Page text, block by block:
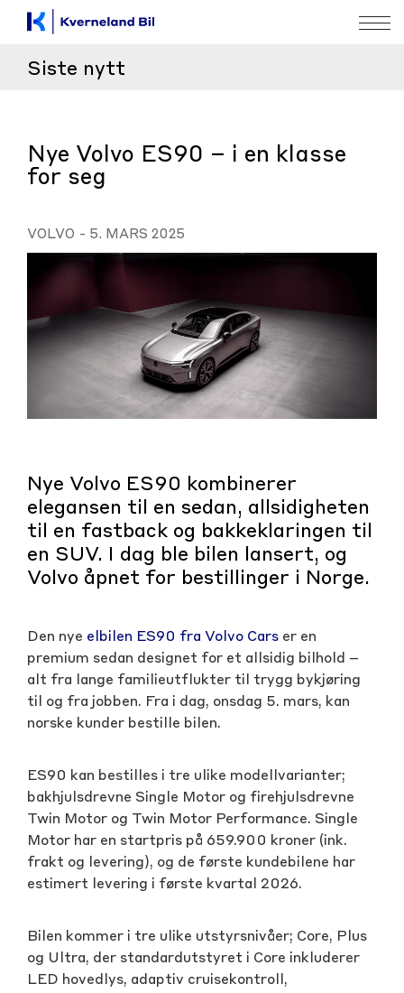
Siste nytt
Nye Volvo ES90 – i en klasse
for seg
VOLVO - 5. MARS 2025
Nye Volvo ES90 kombinerer
elegansen til en sedan, allsidigheten
til en fastback og bakkeklaringen til
en SUV. I dag ble bilen lansert, og
Volvo åpnet for bestillinger i Norge.
Den nye elbilen ES90 fra Volvo Cars er en
premium sedan designet for et allsidig bilhold –
alt fra lange familieutflukter til trygg bykjøring
til og fra jobben. Fra i dag, onsdag 5. mars, kan
norske kunder bestille bilen.
ES90 kan bestilles i tre ulike modellvarianter;
bakhjulsdrevne Single Motor og firehjulsdrevne
Twin Motor og Twin Motor Performance. Single
Motor har en startpris på 659.900 kroner (ink.
frakt og levering), og de første kundebilene har
estimert levering i første kvartal 2026.
Bilen kommer i tre ulike utstyrsnivåer; Core, Plus
og Ultra, der standardutstyret i Core inkluderer
LED hovedlys, adaptiv cruisekontroll,